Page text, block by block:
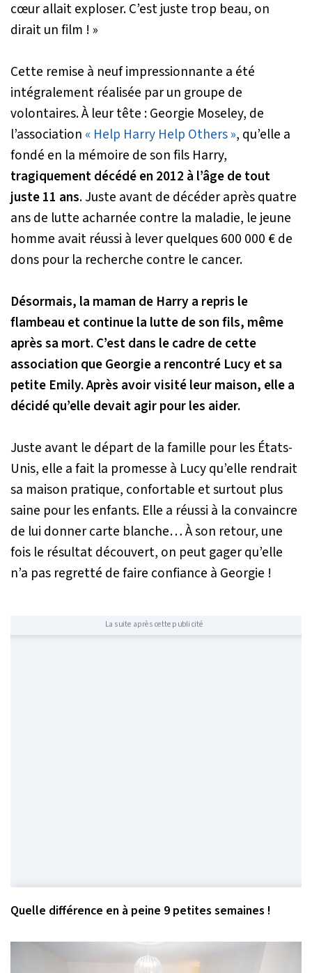
cœur allait exploser. C’est juste trop beau, on
dirait un film ! »
Cette remise à neuf impressionnante a été
intégralement réalisée par un groupe de
volontaires. À leur tête : Georgie Moseley, de
l’association « Help Harry Help Others », qu’elle a
fondé en la mémoire de son fils Harry,
tragiquement décédé en 2012 à l’âge de tout
juste 11 ans. Juste avant de décéder après quatre
ans de lutte acharnée contre la maladie, le jeune
homme avait réussi à lever quelques 600 000 € de
dons pour la recherche contre le cancer.
Désormais, la maman de Harry a repris le
flambeau et continue la lutte de son fils, même
après sa mort. C’est dans le cadre de cette
association que Georgie a rencontré Lucy et sa
petite Emily. Après avoir visité leur maison, elle a
décidé qu’elle devait agir pour les aider.
Juste avant le départ de la famille pour les États-
Unis, elle a fait la promesse à Lucy qu’elle rendrait
sa maison pratique, confortable et surtout plus
saine pour les enfants. Elle a réussi à la convaincre
de lui donner carte blanche… À son retour, une
fois le résultat découvert, on peut gager qu’elle
n’a pas regretté de faire confiance à Georgie !
La suite après cette publicité
Quelle différence en à peine 9 petites semaines !